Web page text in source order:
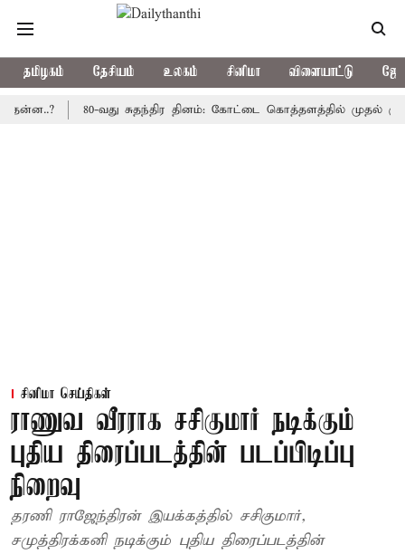
தமிழகம் தேசியம் உலகம் சினிமா விளையாட்டு
80-வது சுதந்திர தினம்: கோட்டை கொத்தளத்தில் முதல் முறையாக
சினிமா செய்திகள்
ராணுவ வீரராக சசிகுமார் நடிக்கும்
புதிய திரைப்படத்தின் படப்பிடிப்பு
நிறைவு
தரணி ராஜேந்திரன் இயக்கத்தில் சசிகுமார்,
சமுத்திரக்கனி நடிக்கும் புதிய திரைப்படத்தின்